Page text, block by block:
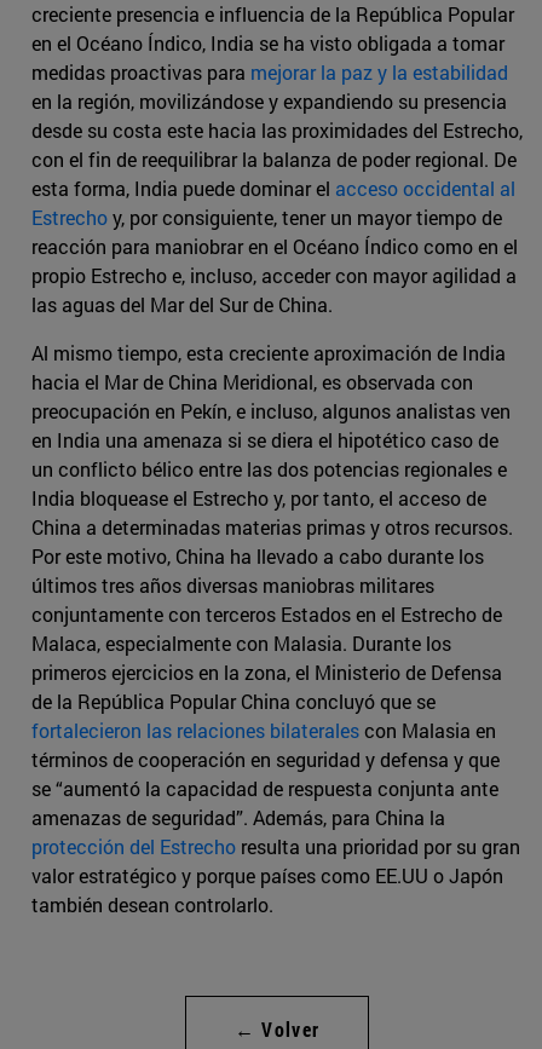
creciente presencia e influencia de la República Popular
en el Océano Índico, India se ha visto obligada a tomar
medidas proactivas para mejorar la paz y la estabilidad
en la región, movilizándose y expandiendo su presencia
desde su costa este hacia las proximidades del Estrecho,
con el fin de reequilibrar la balanza de poder regional. De
esta forma, India puede dominar el acceso occidental al
Estrechoy, por consiguiente, tener un mayor tiempo de
reacción para maniobrar en el Océano Índico como en el
propio Estrecho e, incluso, acceder con mayor agilidad a
las aguas del Mar del Sur de China.
Al mismo tiempo, esta creciente aproximación de India
hacia el Mar de China Meridional, es observada con
preocupación en Pekín, e incluso, algunos analistas ven
en India una amenaza si se diera el hipotético caso de
un conflicto bélico entre las dos potencias regionales e
India bloquease el Estrecho y, por tanto, el acceso de
China a determinadas materias primas y otros recursos.
Por este motivo, China ha llevado a cabo durante los
últimos tres años diversas maniobras militares
conjuntamente con terceros Estados en el Estrecho de
Malaca, especialmente con Malasia. Durante los
primeros ejercicios en la zona, el Ministerio de Defensa
de la República Popular China concluyó que se
fortalecieron las relaciones bilateralescon Malasia en
términos de cooperación en seguridad y defensa y que
se “aumentó la capacidad de respuesta conjunta ante
amenazas de seguridad”. Además, para China la
protección del Estrecho resulta una prioridad por su gran
valor estratégico y porque países como EE.UU o Japón
también desean controlarlo.
← Volver